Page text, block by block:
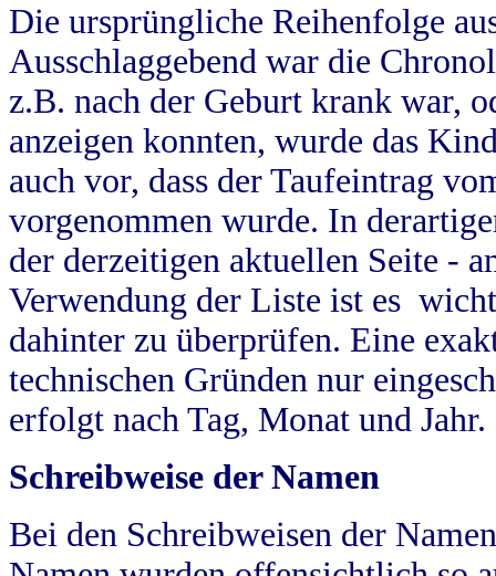
Die ursprüngliche Reihenfolge
Ausschlaggebend war die
z.B. nach der Geburt krank war,
anzeigen konnten, wurde das
auch vor, dass der Taufeintrag
vorgenommen wurde. In
der derzeitigen aktuellen Seite -
Verwendung der Liste ist es
dahinter zu überprüfen. Eine
technischen Gründen nur
erfolgt nach Tag, Monat und Jahr.
Schreibweise der Namen
Bei den Schreibweisen der